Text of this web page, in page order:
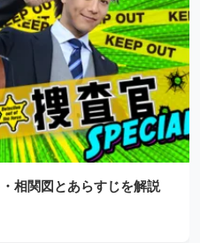
相関図とあらすじを解説